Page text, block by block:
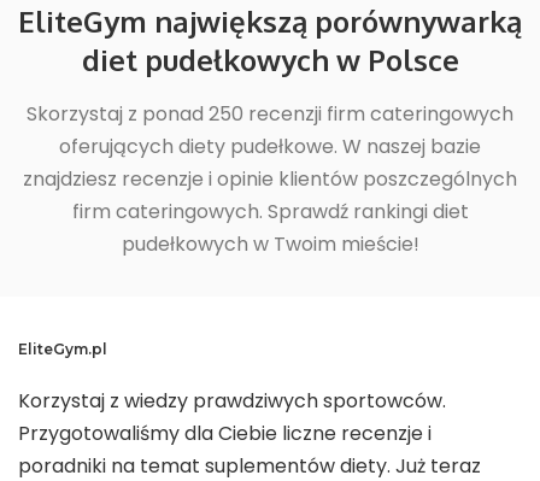
EliteGym największą porównywarką
diet pudełkowych w Polsce
Skorzystaj z ponad 250 recenzji firm cateringowych
oferujących diety pudełkowe. W naszej bazie
znajdziesz recenzje i opinie klientów poszczególnych
firm cateringowych. Sprawdź rankingi diet
pudełkowych w Twoim mieście!
EliteGym.pl
Korzystaj z wiedzy prawdziwych sportowców.
Przygotowaliśmy dla Ciebie liczne recenzje i
poradniki na temat suplementów diety. Już teraz